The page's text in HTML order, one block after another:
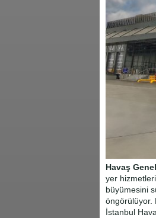
Havaş
yer
büyümesini
öngörülüyor.
İstanbul